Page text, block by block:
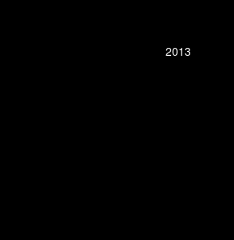
2013